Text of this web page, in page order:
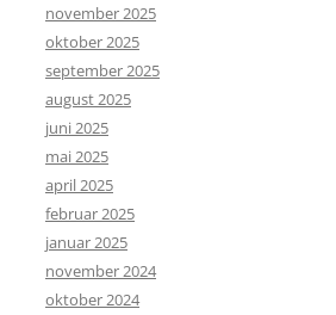
november 2025
oktober 2025
september 2025
august 2025
juni 2025
mai 2025
april 2025
februar 2025
januar 2025
november 2024
oktober 2024